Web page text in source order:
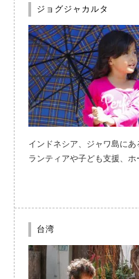
ジョグジャカルタ
インドネシア、ジャワ島に
ランティアや子ども支援、
台湾